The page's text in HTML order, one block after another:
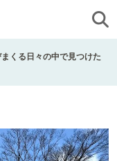
くる日々の中で見つけた